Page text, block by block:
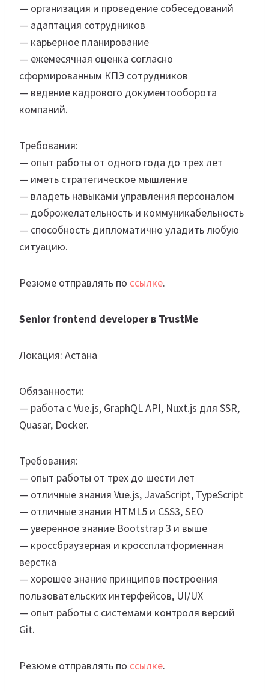
— организация и проведение собеседований
— адаптация сотрудников
— карьерное планирование
— ежемесячная оценка согласно
сформированным КПЭ сотрудников
— ведение кадрового документооборота
компаний.
Требования:
— опыт работы от одного года до трех лет
— иметь стратегическое мышление
— владеть навыками управления персоналом
— доброжелательность и коммуникабельность
— способность дипломатично уладить любую
ситуацию.
Резюме отправлять по ссылке.
Senior frontend developer в TrustMe
Локация: Астана
Обязанности:
— работа с Vue.js, GraphQL API, Nuxt.js для SSR,
Quasar, Docker.
Требования:
— опыт работы от трех до шести лет
— отличные знания Vue.js, JavaScript, TypeScript
— отличные знания HTML5 и CSS3, SEO
— уверенное знание Bootstrap 3 и выше
— кроссбраузерная и кроссплатформенная
верстка
— хорошее знание принципов построения
пользовательских интерфейсов, UI/UX
— опыт работы с системами контроля версий
Git.
Резюме отправлять по ссылке.